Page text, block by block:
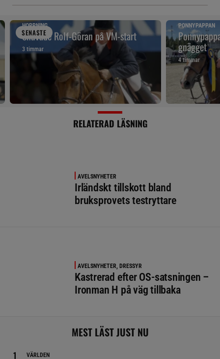
SENASTE
HOPPNING
Snuvade Rolf-Göran på VM-start
3 timmar
PONNYPAPPAN
gnägget
4 timmar
RELATERAD LÄSNING
AVELSNYHETER
Irländskt tillskott bland
bruksprovets testryttare
AVELSNYHETER, DRESSYR
Kastrerad efter OS-satsningen –
Ironman H på väg tillbaka
MEST LÄST JUST NU
VÄRLDEN